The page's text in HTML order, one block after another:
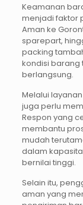
Keamanan
menjadi faktor
Aman ke
sparepart,
packing
kondisi
berlangsung.
Melalui
juga perlu
Respon yang
membantu
mudah
dalam
bernilai tinggi.
Selain itu,
aman yang